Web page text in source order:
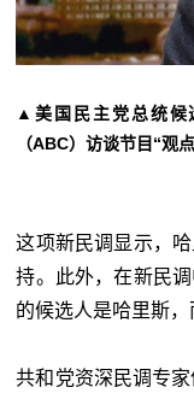
▲美国民主党总统候
（ABC）访谈节目“观
这项新民调显示，
持。此外，在新民
的候选人是哈里斯，
共和党资深民调专